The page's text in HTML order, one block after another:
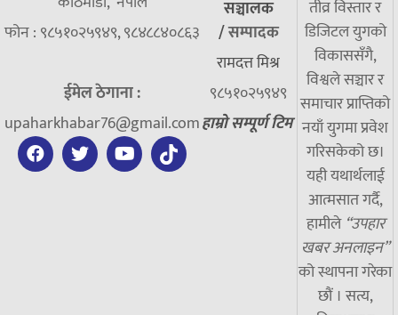
फोन : ९८५१०२५९४९, ९८४८८४०८६३
ईमेल ठेगाना :
upaharkhabar76@gmail.com
सञ्चालक
/सम्पादक
रामदत्त मिश्र
९८५१०२५९४९
हाम्रो सम्पूर्ण टिम
तीव्र विस्तार र
डिजिटल युगको
विकाससँगै,
विश्वले सञ्चार र
समाचार प्राप्तिको
नयाँ युगमा प्रवेश
गरिसकेको छ।
यही यथार्थलाई
आत्मसात गर्दै,
हामीले “उपहार
खबर अनलाइन”
को स्थापना गरेका
छौं । सत्य,